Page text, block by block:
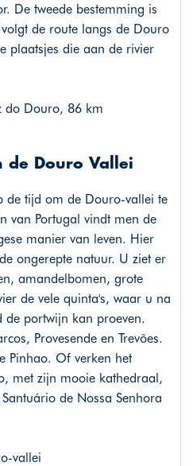
De tweede bestemming is
de route langs de Douro
plaatsjes die aan de rivier
do Douro, 86 km
de Douro Vallei
de tijd om de Douro-vallei te
van Portugal vindt men de
manier van leven. Hier
ongerepte natuur. U ziet er
amandelbomen, grote
de vele quinta's, waar u na
portwijn kan proeven.
Provesende en Trevões.
Pinhao. Of verken het
met zijn mooie kathedraal,
de Nossa Senhora
vallei